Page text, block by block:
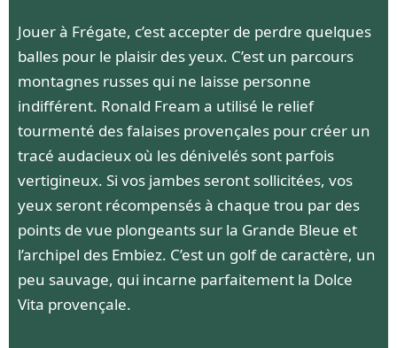
Jouer à Frégate, c’est accepter de perdre quelques
balles pour le plaisir des yeux. C’est un parcours
montagnes russes qui ne laisse personne
indifférent. Ronald Fream a utilisé le relief
tourmenté des falaises provençales pour créer un
tracé audacieux où les dénivelés sont parfois
vertigineux. Si vos jambes seront sollicitées, vos
yeux seront récompensés à chaque trou par des
points de vue plongeants sur la Grande Bleue et
l’archipel des Embiez. C’est un golf de caractère, un
peu sauvage, qui incarne parfaitement la Dolce
Vita provençale.